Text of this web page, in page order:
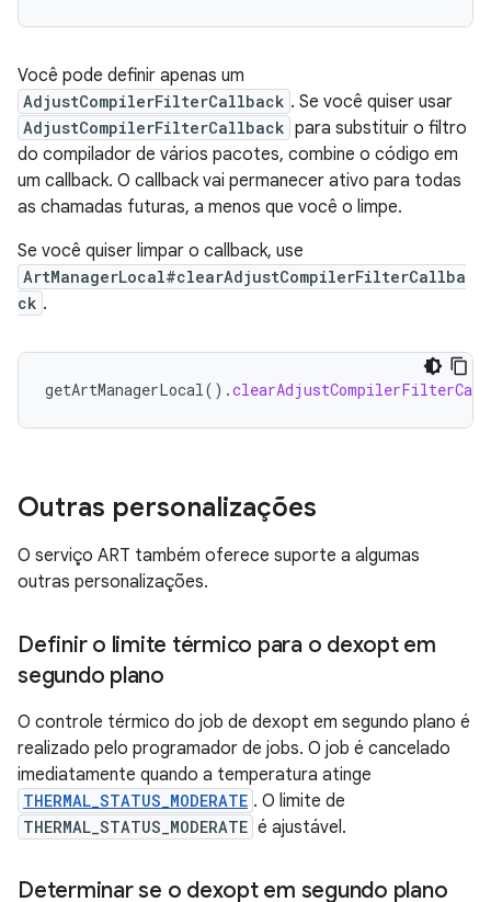
Você pode definir apenas um
AdjustCompilerFilterCallback . Se você quiser usar
AdjustCompilerFilterCallback para substituir o filtro
do compilador de vários pacotes, combine o código em
um callback. O callback vai permanecer ativo para todas
as chamadas futuras, a menos que você o limpe.
Se você quiser limpar o callback, use
ArtManagerLocal#clearAdjustCompilerFilterCallba
ck .
getArtManagerLocal().
Outras personalizações
O serviço ART também oferece suporte a algumas
outras personalizações.
Definir o limite térmico para o dexopt em
segundo plano
O controle térmico do job de dexopt em segundo plano é
realizado pelo programador de jobs. O job é cancelado
imediatamente quando a temperatura atinge
THERMAL_STATUS_MODERATE . O limite de
THERMAL_STATUS_MODERATE é ajustável.
Determinar se o dexopt em segundo plano